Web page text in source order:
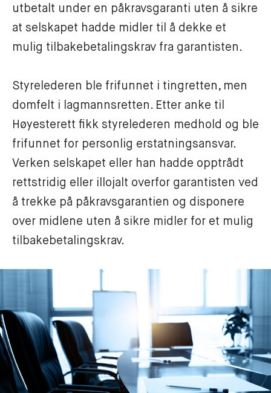
utbetalt under en påkravsgaranti uten å sikre
at selskapet hadde midler til å dekke et
mulig tilbakebetalingskrav fra garantisten.
Styrelederen ble frifunnet i tingretten, men
domfelt i lagmannsretten. Etter anke til
Høyesterett fikk styrelederen medhold og ble
frifunnet for personlig erstatningsansvar.
Verken selskapet eller han hadde opptrådt
rettstridig eller illojalt overfor garantisten ved
å trekke på påkravsgarantien og disponere
over midlene uten å sikre midler for et mulig
tilbakebetalingskrav.